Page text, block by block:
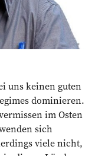
uns ­keinen guten
dominieren.
im Osten
sich
viele nicht,